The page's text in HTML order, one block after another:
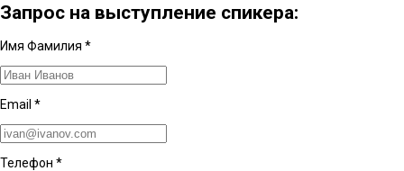
Запрос на выступление спикера:
Имя Фамилия *
Email *
Телефон *